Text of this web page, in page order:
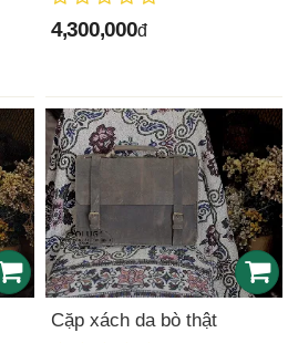
4,300,000đ
Cặp xách da bò thật